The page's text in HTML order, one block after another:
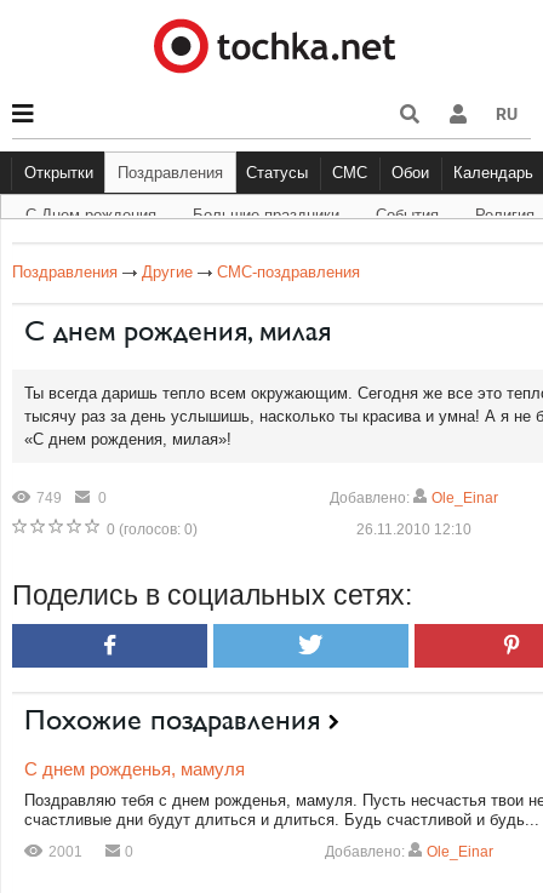
RU
Открытки
С Днем рождения Большие праздники События
Поздравления Статусы
Другое Прикольные Грустные
СМС
С Днём Рождения
Обои
Музыка
Календарь
С Днем рождения Большие праздники Cобытия Религия
Поздравления Другие СМС-поздравления
С днем рождения, милая
Ты всегда даришь тепло всем окружающим. Сегодня же все это
тысячу раз за день услышишь, насколько ты красива и умна! А я не
«С днем рождения, милая»!
749
0
0 (голосов: 0)
Добавлено:
Ole_Einar
26.11.2010 12:10
Поделись в социальных сетях:
Похожие поздравления
С днем рожденья, мамуля
Поздравляю тебя с днем рожденья, мамуля. Пусть несчастья твои
счастливые дни будут длиться и длиться. Будь счастливой и будь...
2001 0 Добавлено: Ole_Einar